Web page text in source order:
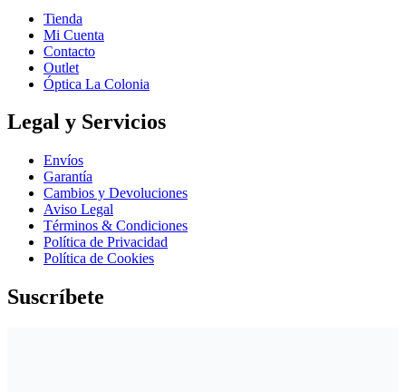
Tienda
Mi Cuenta
Contacto
Outlet
Óptica La Colonia
Legal y Servicios
Envíos
Garantía
Cambios y Devoluciones
Aviso Legal
Términos & Condiciones
Política de Privacidad
Política de Cookies
Suscríbete